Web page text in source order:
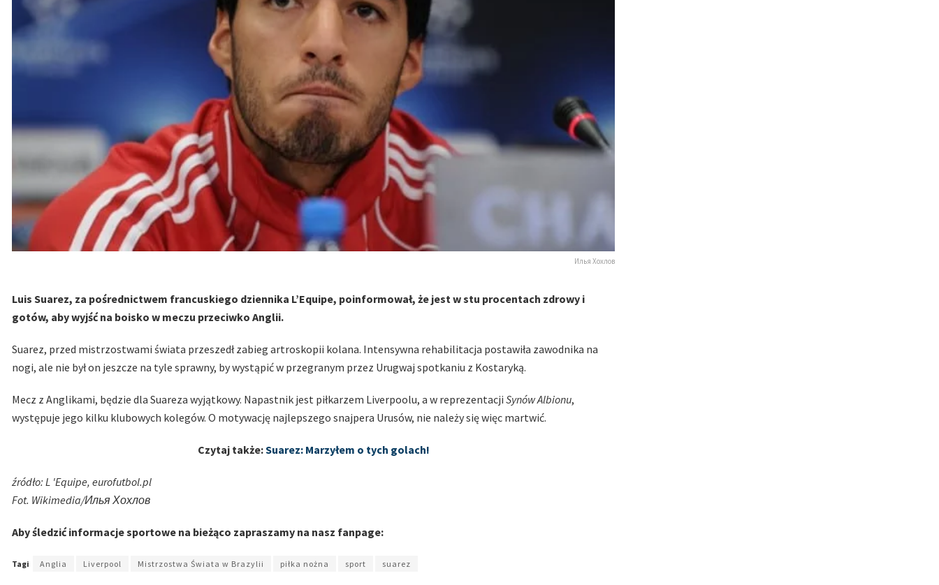
Илья Хохлов
Luis Suarez, za pośrednictwem francuskiego dziennika L’Equipe, poinformował, że jest w stu procentach zdrowy i
gotów, aby wyjść na boisko w meczu przeciwko Anglii.
Suarez, przed mistrzostwami świata przeszedł zabieg artroskopii kolana. Intensywna rehabilitacja postawiła zawodnika na
nogi, ale nie był on jeszcze na tyle sprawny, by wystąpić w przegranym przez Urugwaj spotkaniu z Kostaryką.
Mecz z Anglikami, będzie dla Suareza wyjątkowy. Napastnik jest piłkarzem Liverpoolu, a w reprezentacji Synów Albionu,
występuje jego kilku klubowych kolegów. O motywację najlepszego snajpera Urusów, nie należy się więc martwić.
Czytaj także:Suarez: Marzyłem o tych golach!
źródło: L 'Equipe, eurofutbol.pl
Fot. Wikimedia/Илья Хохлов
Aby śledzić informacje sportowe na bieżąco zapraszamy na nasz fanpage:
Tagi Anglia Liverpool Mistrzostwa Świata w Brazylii piłka nożna sport suarez